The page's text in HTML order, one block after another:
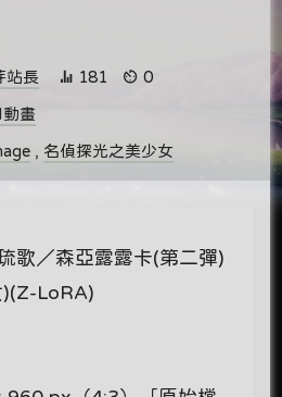
站長 181 0
畫
, 名偵探光之美少女
歌／森亞露露卡(第二彈)
)(Z-LoRA)